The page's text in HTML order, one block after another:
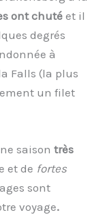
ont chuté et il
degrés
à
Falls (la plus
un filet
saison très
et de fortes
sont
voyage.